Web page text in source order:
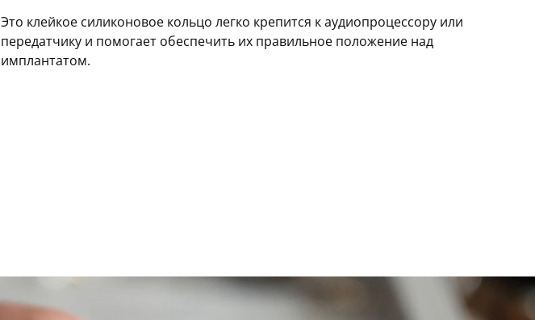
Это клейкое силиконовое кольцо легко крепится к аудиопроцессору или
передатчику и помогает обеспечить их правильное положение над
имплантатом.